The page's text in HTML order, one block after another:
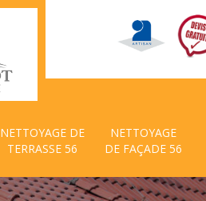
NETTOYAGE DE
TERRASSE 56
NETTOYAGE
DE FAÇADE 56